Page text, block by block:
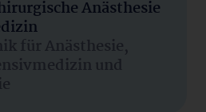
Anästhesie
für Anästhesie,
und